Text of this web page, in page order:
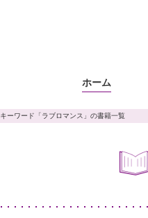
ホーム
キーワード「ラブロマンス」の書籍一覧